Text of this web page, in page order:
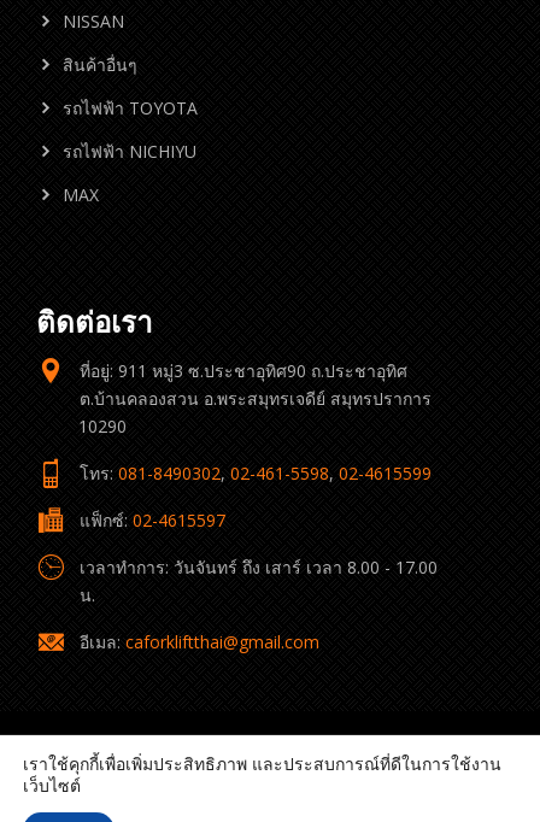
NISSAN
สินค้าอื่นๆ
รถไฟฟ้า TOYOTA
รถไฟฟ้า NICHIYU
MAX
ติดต่อเรา
ที่อยู่: 911 หมู่3 ซ.ประชาอุทิศ90 ถ.ประชาอุทิศ
ต.บ้านคลองสวน อ.พระสมุทรเจดีย์ สมุทรปราการ
10290
โทร: 081-8490302, 02-461-5598, 02-4615599
แฟ็กซ์: 02-4615597
เวลาทำการ: วันจันทร์ ถึง เสาร์ เวลา 8.00 - 17.00
น.
อีเมล: caforkliftthai@gmail.com
เราใช้คุกกี้เพื่อเพิ่มประสิทธิภาพ และประสบการณ์ที่ดีในการใช้งาน
เว็บไซต์